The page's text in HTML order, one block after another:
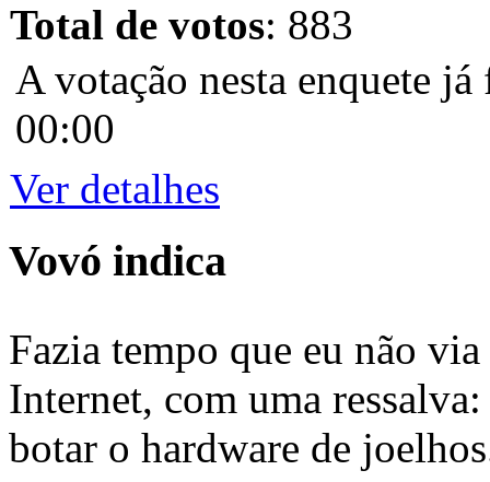
Total de votos: 883
A votação nesta enquete
00:00
Ver detalhes
Vovó indica
Fazia tempo que eu não
Internet, com uma
botar o hardware de